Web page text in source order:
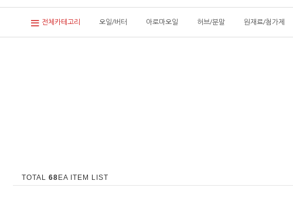
전체카테고리 오일/버터 아로마오일 허브/분말 원재료/첨가제
TOTAL 68 EA ITEM LIST